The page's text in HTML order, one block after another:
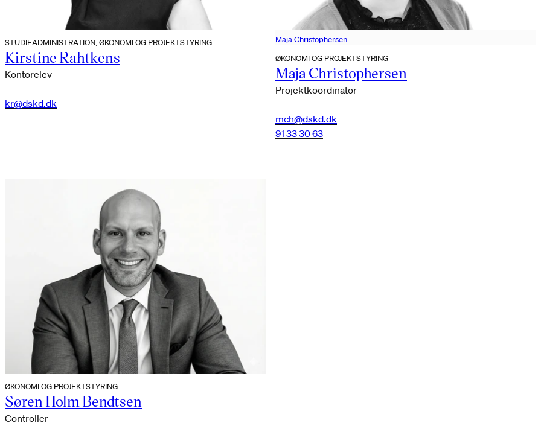
STUDIEADMINISTRATION, ØKONOMI OG PROJEKTSTYRING
Kirstine Rahtkens
Kontorelev
kr@dskd.dk
Maja Christophersen
ØKONOMI OG PROJEKTSTYRING
Maja Christophersen
Projektkoordinator
mch@dskd.dk
91 33 30 63
ØKONOMI OG PROJEKTSTYRING
Søren Holm Bendtsen
Controller